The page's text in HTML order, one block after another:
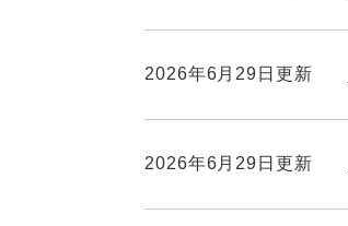
2026年6月29日更新
2026年6月29日更新